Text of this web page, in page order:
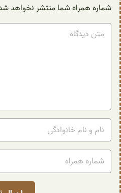
شماره همراه شما منتشر نخواهد